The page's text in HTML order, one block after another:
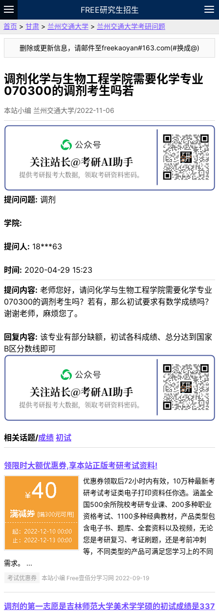
FREE研究生招生
题库
故事 专题 APP 笔记
论坛
VIP
资料
首页 > 甘肃 > 兰州交通大学 > 兰州交通大学考研问题
删除或更新信息，请邮件至freekaoyan#163.com(#换成@)
调剂化学与生物工程学院需要化学专业
070300的调剂考生吗若
本站小编 兰州交通大学/2022-11-06
提问问题: 调剂
学院:
提问人: 18***63
时间: 2020-04-29 15:23
提问内容: 老师您好，请问化学与生物工程学院需要化学专业
070300的调剂考生吗？若有，那么初试要求有数学成绩吗？
谢谢老师，麻烦您了。
回复内容: 该专业有部分缺额，初试各科成绩、总分达到国家
B区分数线即可
相关话题/成绩 初试
领限时大额优惠券,享本站正版考研考试资料!
优惠券领取后72小时内有效，10万种最新考
研考试考证类电子打印资料任你选。涵盖全
国500余所院校考研专业课、200多种职业
资格考试、1100多种经典教材，产品类型包
含电子书、题库、全套资料以及视频，无论
您是考研复习、考证刷题，还是考前冲刺
等，不同类型的产品可满足您学习上的不同
需求。 ...
考试优惠券 本站小编 Free壹佰分学习网 2022-09-19
调剂的第一志愿是吉林师范大学美术学学硕的初试成绩是337